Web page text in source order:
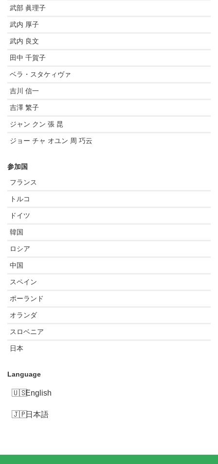
武部 眞理子
武内 厚子
武内 良文
田中 千賀子
ベラ・スタケィヴァ
吉川 信一
吉澤 繁子
ジャン クン 張 昆
ジョー チャ オユン 周 巧云
参加国
フランス
トルコ
ドイツ
韓国
ロシア
中国
スペイン
ポーランド
オランダ
スロベニア
日本
Language
English
日本語